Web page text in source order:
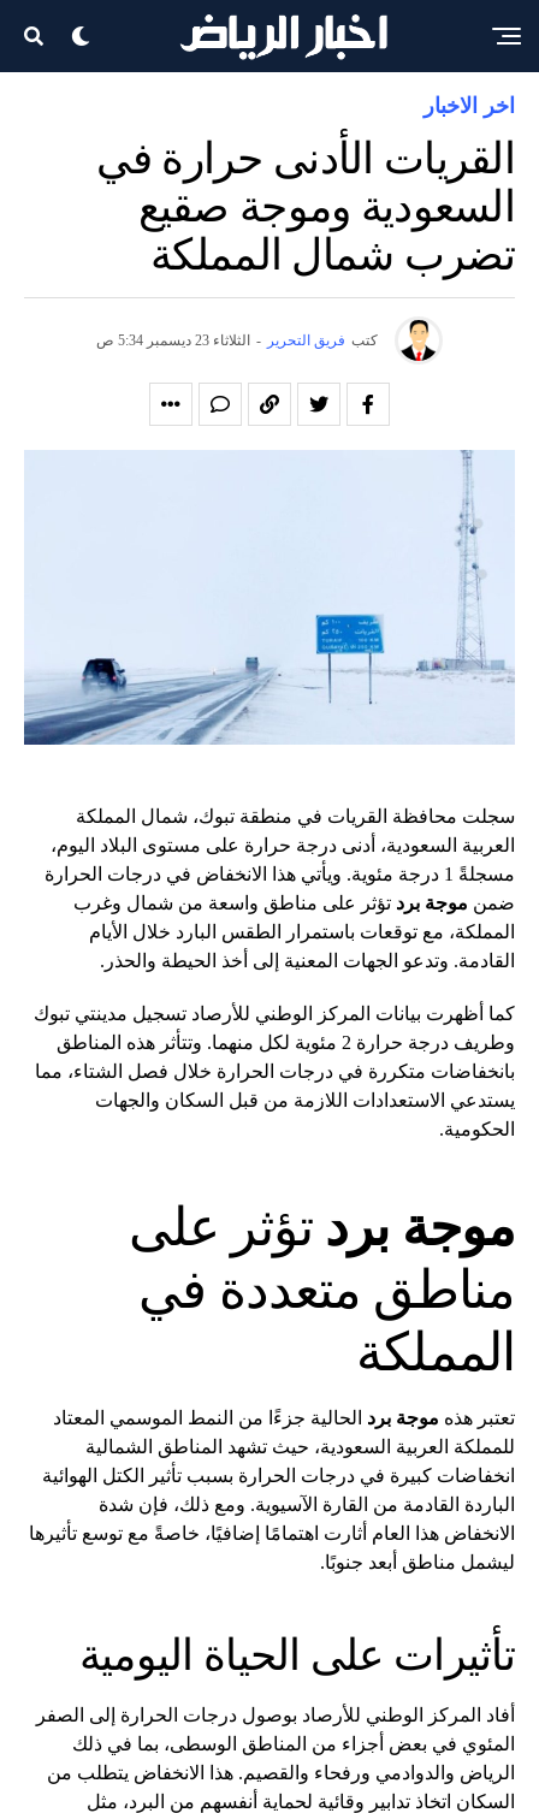
اخر الاخبار
القريات الأدنى حرارة في
السعودية وموجة صقيع
تضرب شمال المملكة
كتب فريق التحرير - الثلاثاء 23 ديسمبر 5:34 ص
سجلت محافظة القريات في منطقة تبوك، شمال المملكة
العربية السعودية، أدنى درجة حرارة على مستوى البلاد اليوم،
مسجلةً 1 درجة مئوية. ويأتي هذا الانخفاض في درجات الحرارة
ضمن موجة برد تؤثر على مناطق واسعة من شمال وغرب
المملكة، مع توقعات باستمرار الطقس البارد خلال الأيام
القادمة. وتدعو الجهات المعنية إلى أخذ الحيطة والحذر.
كما أظهرت بيانات المركز الوطني للأرصاد تسجيل مدينتي تبوك
وطريف درجة حرارة 2 مئوية لكل منهما. وتتأثر هذه المناطق
بانخفاضات متكررة في درجات الحرارة خلال فصل الشتاء، مما
يستدعي الاستعدادات اللازمة من قبل السكان والجهات
الحكومية.
موجة برد تؤثر على
مناطق متعددة في
المملكة
تعتبر هذه موجة برد الحالية جزءًا من النمط الموسمي المعتاد
للمملكة العربية السعودية، حيث تشهد المناطق الشمالية
انخفاضات كبيرة في درجات الحرارة بسبب تأثير الكتل الهوائية
الباردة القادمة من القارة الآسيوية. ومع ذلك، فإن شدة
الانخفاض هذا العام أثارت اهتمامًا إضافيًا، خاصةً مع توسع تأثيرها
ليشمل مناطق أبعد جنوبًا.
تأثيرات على الحياة اليومية
أفاد المركز الوطني للأرصاد بوصول درجات الحرارة إلى الصفر
المئوي في بعض أجزاء من المناطق الوسطى، بما في ذلك
الرياض والدوادمي ورفحاء والقصيم. هذا الانخفاض يتطلب من
السكان اتخاذ تدابير وقائية لحماية أنفسهم من البرد، مثل